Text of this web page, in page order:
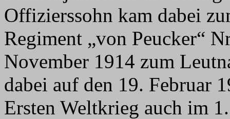
Offizierssohn kam dabei
Regiment „von Peucker“
November 1914 zum
dabei auf den 19. Februar
Ersten Weltkrieg auch im